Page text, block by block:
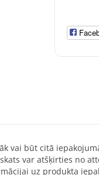
vai būt citā
var atšķirties no
uz produkta